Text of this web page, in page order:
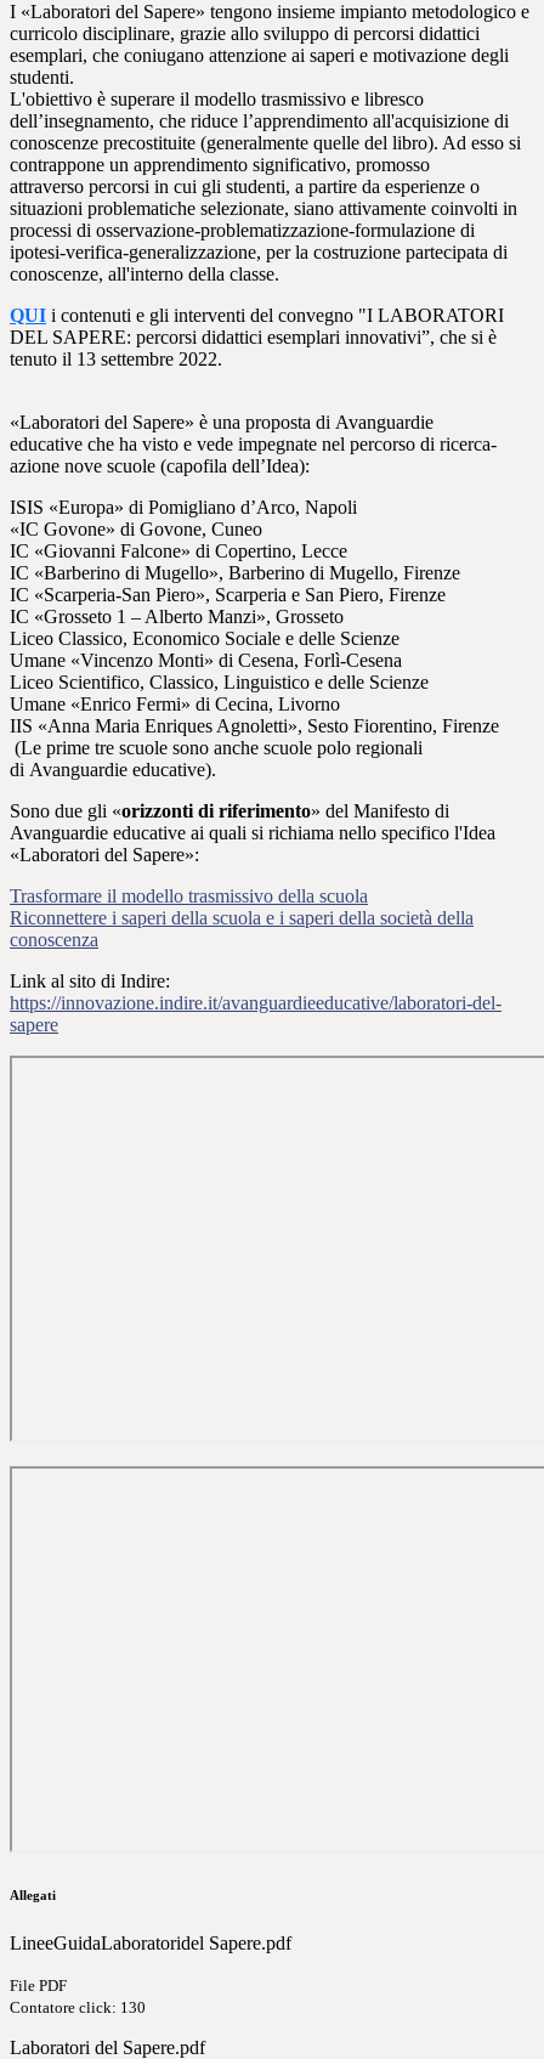
I «Laboratori del Sapere» tengono insieme impianto metodologico e
curricolo disciplinare, grazie allo sviluppo di percorsi didattici
esemplari, che coniugano attenzione ai saperi e motivazione degli
studenti.
L'obiettivo è superare il modello trasmissivo e libresco
dell’insegnamento, che riduce l’apprendimento all'acquisizione di
conoscenze precostituite (generalmente quelle del libro). Ad esso si
contrappone un apprendimento significativo, promosso
attraverso percorsi in cui gli studenti, a partire da esperienze o
situazioni problematiche selezionate, siano attivamente coinvolti in
processi di osservazione-problematizzazione-formulazione di
ipotesi-verifica-generalizzazione, per la costruzione partecipata di
conoscenze, all'interno della classe.
QUI i contenuti e gli interventi del convegno "I LABORATORI
DEL SAPERE: percorsi didattici esemplari innovativi”, che si è
tenuto il 13 settembre 2022.
«Laboratori del Sapere» è una proposta di Avanguardie
educative che ha visto e vede impegnate nel percorso di ricerca-
azione nove scuole (capofila dell’Idea):
ISIS «Europa» di Pomigliano d’Arco, Napoli
«IC Govone» di Govone, Cuneo
IC «Giovanni Falcone» di Copertino, Lecce
IC «Barberino di Mugello», Barberino di Mugello, Firenze
IC «Scarperia-San Piero», Scarperia e San Piero, Firenze
IC «Grosseto 1 – Alberto Manzi», Grosseto
Liceo Classico, Economico Sociale e delle Scienze
Umane «Vincenzo Monti» di Cesena, Forlì-Cesena
Liceo Scientifico, Classico, Linguistico e delle Scienze
Umane «Enrico Fermi» di Cecina, Livorno
IIS «Anna Maria Enriques Agnoletti», Sesto Fiorentino, Firenze
(Le prime tre scuole sono anche scuole polo regionali
di Avanguardie educative).
Sono due gli «orizzonti di riferimento» del Manifesto di
Avanguardie educative ai quali si richiama nello specifico l'Idea
«Laboratori del Sapere»:
Trasformare il modello trasmissivo della scuola
Riconnettere i saperi della scuola e i saperi della società della
conoscenza
Link al sito di Indire:
https://innovazione.indire.it/avanguardieeducative/laboratori-del-
sapere
Allegati
LineeGuidaLaboratoridel Sapere.pdf
File PDF
Contatore click: 130
Laboratori del Sapere.pdf